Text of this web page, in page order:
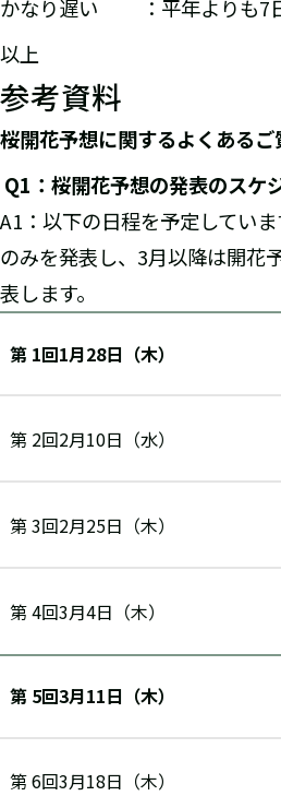
かなり遅い ：平年よりも7
以上
参考資料
桜開花予想に関するよくあるご
Q1 ：桜開花予想の発表のスケ
A1：以下の日程を予定してい
のみを発表し、3月以降は開花
表します。
第 1回1月28日（木）
第 2回2月10日（水）
第 3回2月25日（木）
第 4回3月4日（木）
第 5回3月11日（木）
第 6回3月18日（木）